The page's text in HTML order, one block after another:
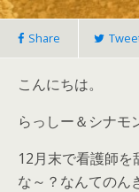
Share
こんにちは。
らっしー＆シナモ
12月末で看護師
な～？なんてのん